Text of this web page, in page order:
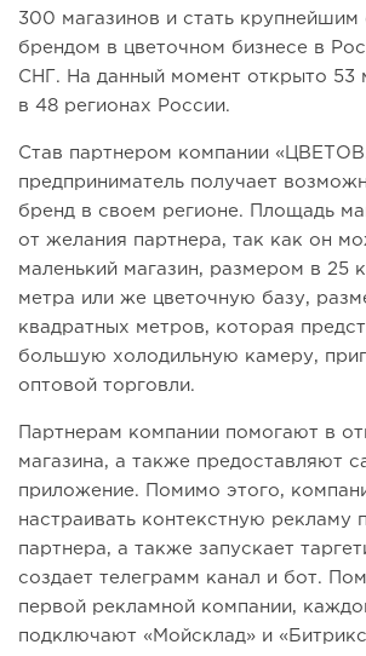
300 магазинов и стать крупнейшим
брендом в цветочном бизнесе в
СНГ. На данный момент открыто 53
в 48 регионах России.
Став партнером компании
предприниматель получает
бренд в своем регионе. Площадь
от желания партнера, так как он
маленький магазин, размером в 25
метра или же цветочную базу,
квадратных метров, которая
большую холодильную камеру,
оптовой торговли.
Партнерам компании помогают в
магазина, а также предоставляют
приложение. Помимо этого,
настраивать контекстную рекламу
партнера, а также запускает
создает телеграмм канал и бот.
первой рекламной компании,
подключают «Мойсклад» и